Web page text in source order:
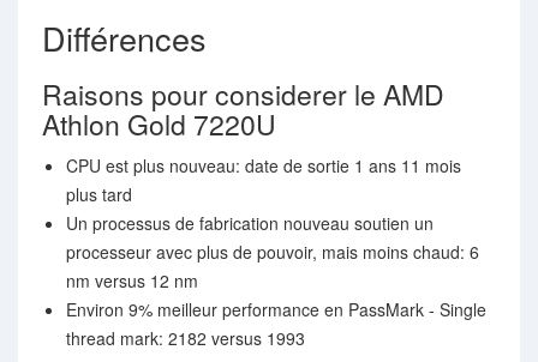
Différences
Raisons pour considerer le AMD
Athlon Gold 7220U
CPU est plus nouveau: date de sortie 1 ans 11 mois
plus tard
Un processus de fabrication nouveau soutien un
processeur avec plus de pouvoir, mais moins chaud: 6
nm versus 12 nm
Environ 9% meilleur performance en PassMark - Single
thread mark: 2182 versus 1993